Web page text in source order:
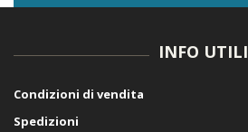
INFO UTILI
Condizioni di vendita
Spedizioni